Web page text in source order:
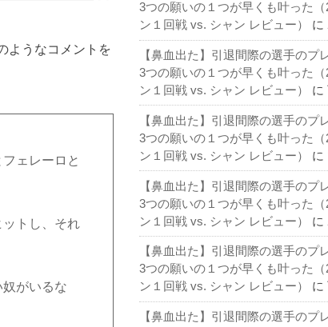
ようなコメントを
ェレーロと
トし、それ
がいるな
3つの願いの１つが早くも叶った（
ン１回戦 vs. シャン レビュー）
に
【鼻血出た】引退間際の選手のプ
3つの願いの１つが早くも叶った（
ン１回戦 vs. シャン レビュー）
に
【鼻血出た】引退間際の選手のプ
3つの願いの１つが早くも叶った（
ン１回戦 vs. シャン レビュー）
に
【鼻血出た】引退間際の選手のプ
3つの願いの１つが早くも叶った（
ン１回戦 vs. シャン レビュー）
に
【鼻血出た】引退間際の選手のプ
3つの願いの１つが早くも叶った（
ン１回戦 vs. シャン レビュー）
に
【鼻血出た】引退間際の選手のプ